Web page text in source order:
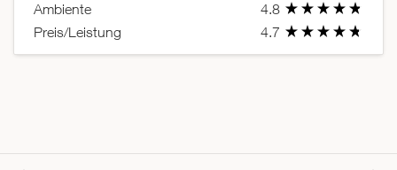
Ambiente
4.8
Preis/Leistung
4.7